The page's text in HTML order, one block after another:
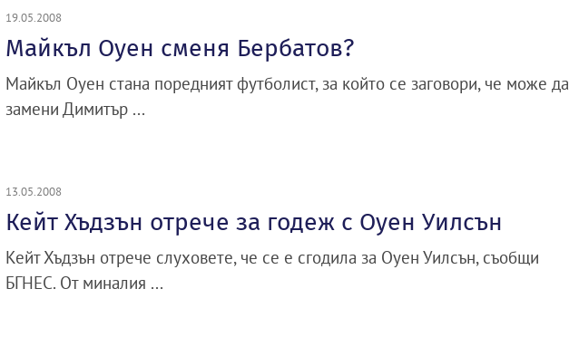
19.05.2008
Майкъл Оуен сменя Бербатов?
Майкъл Оуен стана поредният футболист, за който се заговори, че може да
замени Димитър ...
13.05.2008
Кейт Хъдзън отрече за годеж с Оуен Уилсън
Кейт Хъдзън отрече слуховете, че се е сгодила за Оуен Уилсън, съобщи
БГНЕС. От миналия ...